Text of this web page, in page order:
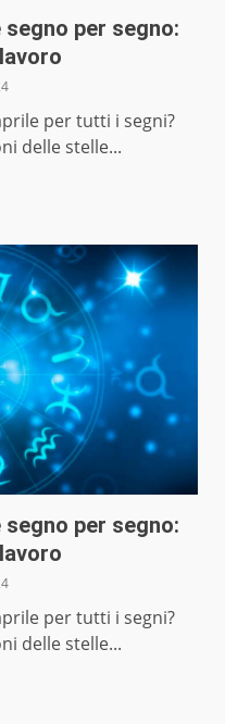
segno per segno:
per tutti i segni?
delle stelle...
segno per segno:
per tutti i segni?
delle stelle...